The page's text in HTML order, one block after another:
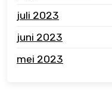
juli 2023
juni 2023
mei 2023